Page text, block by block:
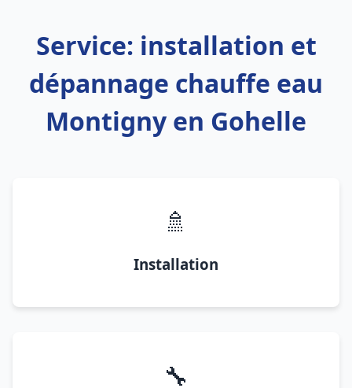
Service: installation et
dépannage chauffe eau
Montigny en Gohelle
🚿
Installation
🔧